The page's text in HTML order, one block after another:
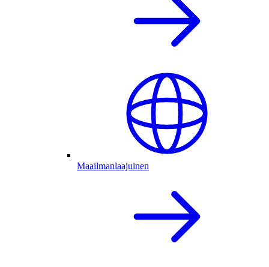
Maailmanlaajuinen